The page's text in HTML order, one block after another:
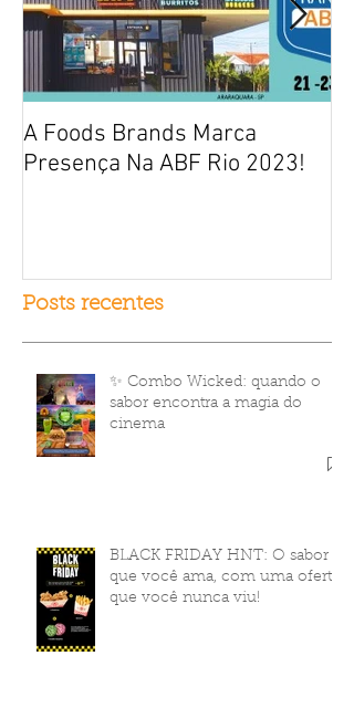
A Foods Brands Marca
Presença Na ABF Rio 2023!
Posts recentes
✨ Combo Wicked: quando o
sabor encontra a magia do
cinema
BLACK FRIDAY HNT: O sabor
que você ama, com uma oferta
que você nunca viu!